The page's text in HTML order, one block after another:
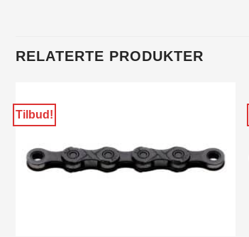
RELATERTE PRODUKTER
Tilbud!